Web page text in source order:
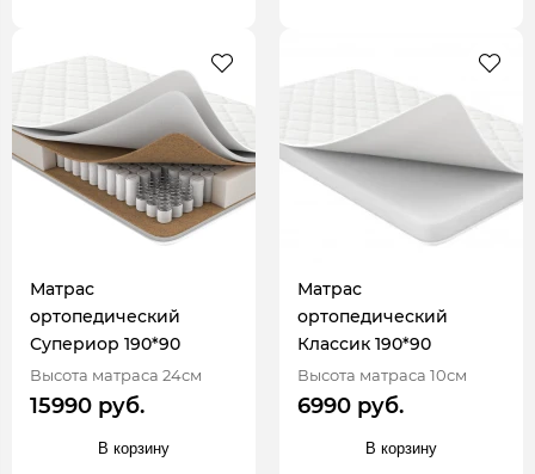
Матрас
ортопедический
Супериор 190*90
Высота матраса 24см
15990 руб.
В корзину
Матрас
ортопедический
Классик 190*90
Высота матраса 10см
6990 руб.
В корзину